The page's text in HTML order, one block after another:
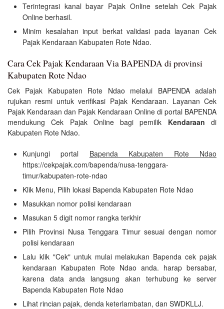
Terintegrasi kanal bayar Pajak Online setelah Cek Pajak
Online berhasil.
Minim kesalahan input berkat validasi pada layanan Cek
Pajak Kendaraan Kabupaten Rote Ndao.
Cara Cek Pajak Kendaraan Via BAPENDA di provinsi
Kabupaten Rote Ndao
Cek Pajak Kabupaten Rote Ndao melalui BAPENDA adalah
rujukan resmi untuk verifikasi Pajak Kendaraan. Layanan Cek
Pajak Kendaraan dan Pajak Kendaraan Online di portal BAPENDA
mendukung Cek Pajak Online bagi pemilik Kendaraan di
Kabupaten Rote Ndao.
Kunjungi portal Bapenda Kabupaten Rote Ndao
https://cekpajak.com/bapenda/nusa-tenggara-
timur/kabupaten-rote-ndao
Klik Menu, Pilih lokasi Bapenda Kabupaten Rote Ndao
Masukkan nomor polisi kendaraan
Masukan 5 digit nomor rangka terkhir
Pilih Provinsi Nusa Tenggara Timur sesuai dengan nomor
polisi kendaraan
Lalu klik "Cek" untuk mulai melakukan Bapenda cek pajak
kendaraan Kabupaten Rote Ndao anda. harap bersabar,
karena data anda langsung akan terhubung ke server
Bapenda Kabupaten Rote Ndao
Lihat rincian pajak, denda keterlambatan, dan SWDKLLJ.